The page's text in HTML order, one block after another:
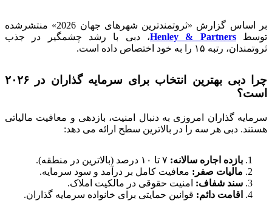
بر اساس گزارش «ثروتمندترین شهرهای جهان 2026» منتشرشده
توسطHenley & Partners، دبی با رشد چشمگیر در جذب
ثروتمندان، رتبه ۱۵ را به خود اختصاص داده است.
چرا دبی بهترین انتخاب برای سرمایه گذاران در ۲۰۲۶
است؟
سرمایه گذاران امروزی به دنبال امنیت، بازدهی و معافیت مالیاتی
هستند. دبی هر سه را در بالاترین سطح ارائه می دهد:
بازده اجاره سالانه:
مالیات صفر: معافیت کامل بر درآمد و سود سرمایه.
سند شفاف: امنیت حقوقی در مالکیت املاک.
اقامت دائم: قوانین حمایتی برای خانواده سرمایه گذاران.